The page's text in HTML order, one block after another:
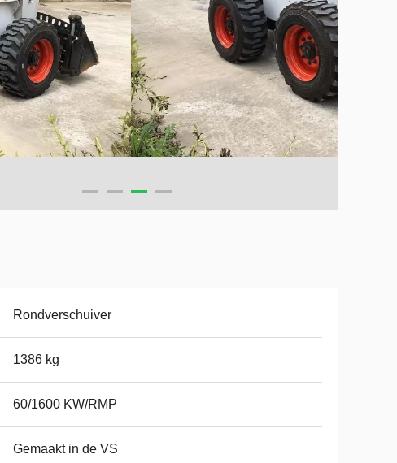
Rondverschuiver
1386 kg
60/1600 KW/RMP
Gemaakt in de VS